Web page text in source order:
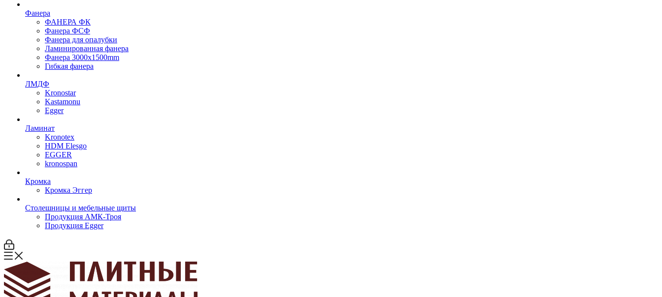
Фанера
ФАНЕРА ФК
Фанера ФСФ
Фанера для опалубки
Ламинированная фанера
Фанера 3000х1500mm
Гибкая фанера
ЛМДФ
Kronostar
Kastamonu
Egger
Ламинат
Kronotex
HDM Elesgo
EGGER
kronospan
Кромка
Кромка Эггер
Столешницы и мебельные щиты
Продукция АМК-Троя
Продукция Egger